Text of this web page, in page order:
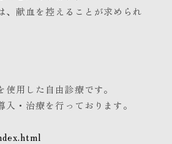
、献血を控えることが求められ
用した自由診療です。
・治療を行っております。